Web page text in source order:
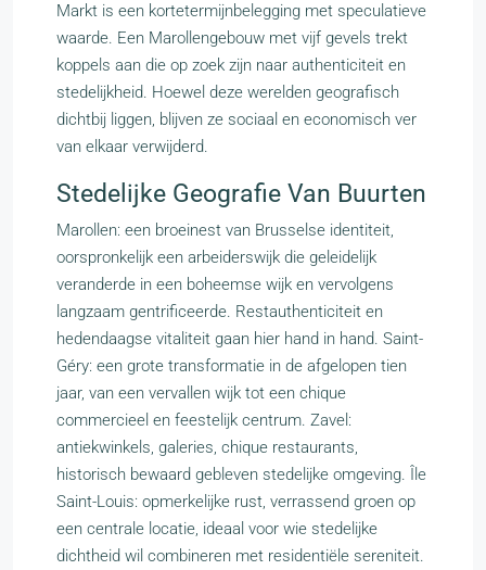
Markt is een kortetermijnbelegging met speculatieve
waarde. Een Marollengebouw met vijf gevels trekt
koppels aan die op zoek zijn naar authenticiteit en
stedelijkheid. Hoewel deze werelden geografisch
dichtbij liggen, blijven ze sociaal en economisch ver
van elkaar verwijderd.
Stedelijke Geografie Van Buurten
Marollen: een broeinest van Brusselse identiteit,
oorspronkelijk een arbeiderswijk die geleidelijk
veranderde in een boheemse wijk en vervolgens
langzaam gentrificeerde. Restauthenticiteit en
hedendaagse vitaliteit gaan hier hand in hand. Saint-
Géry: een grote transformatie in de afgelopen tien
jaar, van een vervallen wijk tot een chique
commercieel en feestelijk centrum. Zavel:
antiekwinkels, galeries, chique restaurants,
historisch bewaard gebleven stedelijke omgeving. Île
Saint-Louis: opmerkelijke rust, verrassend groen op
een centrale locatie, ideaal voor wie stedelijke
dichtheid wil combineren met residentiële sereniteit.